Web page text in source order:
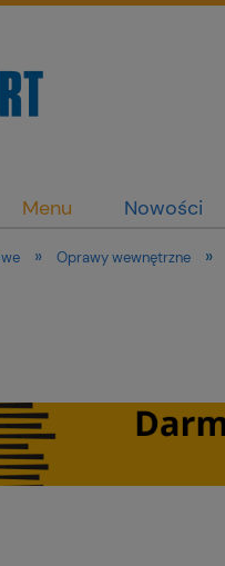
Menu Nowości
» Oprawy wewnętrzne »